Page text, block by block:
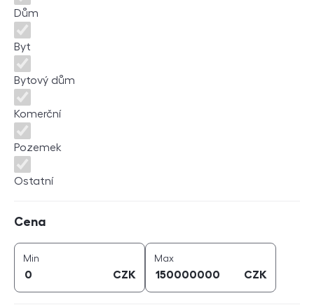
Dům
Byt
Bytový dům
Komerční
Pozemek
Ostatní
Cena
Min
CZK
Maxcena (
CZK